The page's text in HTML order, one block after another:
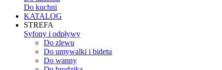
Do kuchni
KATALOG
STREFA
Syfony i odpływy
Do zlewu
Do umywalki i bidetu
Do wanny